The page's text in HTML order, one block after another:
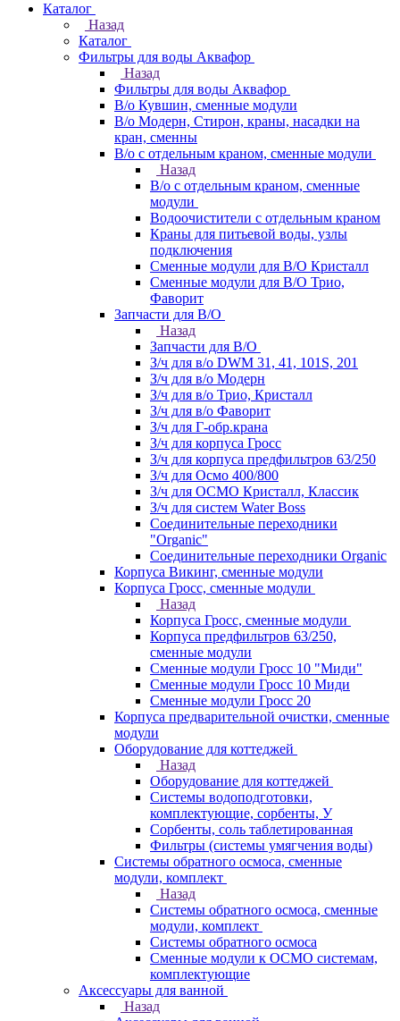
Каталог
Назад
Каталог
Фильтры для воды Аквафор
Назад
Фильтры для воды Аквафор
В/о Кувшин, сменные модули
В/о Модерн, Стирон, краны, насадки на
кран, сменны
В/о с отдельным краном, сменные модули
Назад
В/о с отдельным краном, сменные
модули
Водоочистители с отдельным краном
Краны для питьевой воды, узлы
подключения
Сменные модули для В/О Кристалл
Сменные модули для В/О Трио,
Фаворит
Запчасти для В/О
Назад
Запчасти для В/О
З/ч для в/о DWM 31, 41, 101S, 201
З/ч для в/о Модерн
З/ч для в/о Трио, Кристалл
З/ч для в/о Фаворит
З/ч для Г-обр.крана
З/ч для корпуса Гросс
З/ч для корпуса предфильтров 63/250
З/ч для Осмо 400/800
З/ч для ОСМО Кристалл, Классик
З/ч для систем Water Boss
Соединительные переходники
"Organic"
Соединительные переходники Organic
Корпуса Викинг, сменные модули
Корпуса Гросс, сменные модули
Назад
Корпуса Гросс, сменные модули
Корпуса предфильтров 63/250,
сменные модули
Сменные модули Гросс 10 "Миди"
Сменные модули Гросс 10 Миди
Сменные модули Гросс 20
Корпуса предварительной очистки, сменные
модули
Оборудование для коттеджей
Назад
Оборудование для коттеджей
Системы водоподготовки,
комплектующие, сорбенты, У
Сорбенты, соль таблетированная
Фильтры (системы умягчения воды)
Системы обратного осмоса, сменные
модули, комплект
Назад
Системы обратного осмоса, сменные
модули, комплект
Системы обратного осмоса
Сменные модули к ОСМО системам,
комплектующие
Аксессуары для ванной
Назад